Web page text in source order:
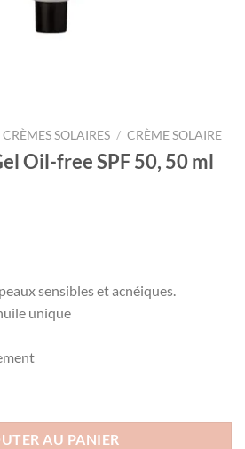
CRÈMES SOLAIRES / CRÈME SOLAIRE
Oil-free SPF 50, 50 ml
sensibles et acnéiques.
unique
AU PANIER